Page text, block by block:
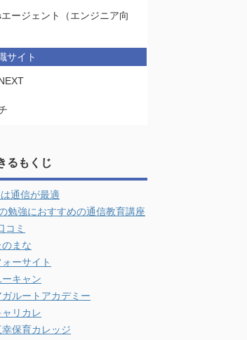
詳細
公式サイト
公式サイト
公式サイト
ージェント（エンジニア向
サイト
るもくじ
通信が最適
勉強におすすめの通信教育講座
コミ
まな
ーサイト
キャン
ルートアカデミー
リカレ
保育カレッジ